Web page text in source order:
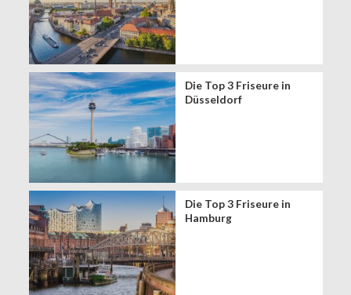
Die Top 3 Friseure in
Düsseldorf
Die Top 3 Friseure in
Hamburg